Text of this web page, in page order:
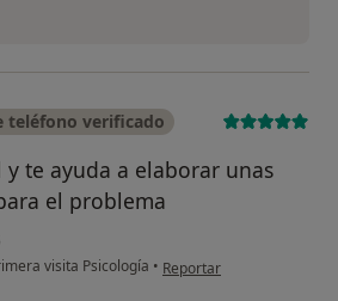
teléfono verificado
te ayuda a elaborar unas
el problema
visita Psicología • en opinión del usuario AM
Reportar